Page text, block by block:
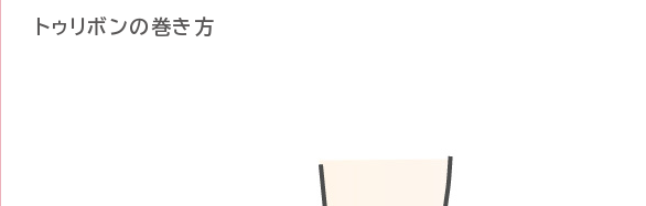
トゥリボンの巻き方